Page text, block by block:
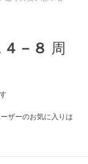
－８ 周
ザーのお気に入りは